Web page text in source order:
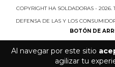
Al navegar por este sitio
agilizar tu
COPYRIGHT HA SOLDADORAS - 2026.
DEFENSA DE LAS Y LOS
BOTÓN DE